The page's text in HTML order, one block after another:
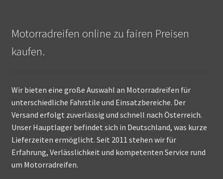
Motorradreifen online zu fairen Preisen
kaufen.
Wir bieten eine große Auswahl an Motorradreifen für
unterschiedliche Fahrstile und Einsatzbereiche. Der
Versand erfolgt zuverlässig und schnell nach Österreich.
Unser Hauptlager befindet sich in Deutschland, was kurze
Lieferzeiten ermöglicht. Seit 2011 stehen wir für
Erfahrung, Verlässlichkeit und kompetenten Service rund
um Motorradreifen.